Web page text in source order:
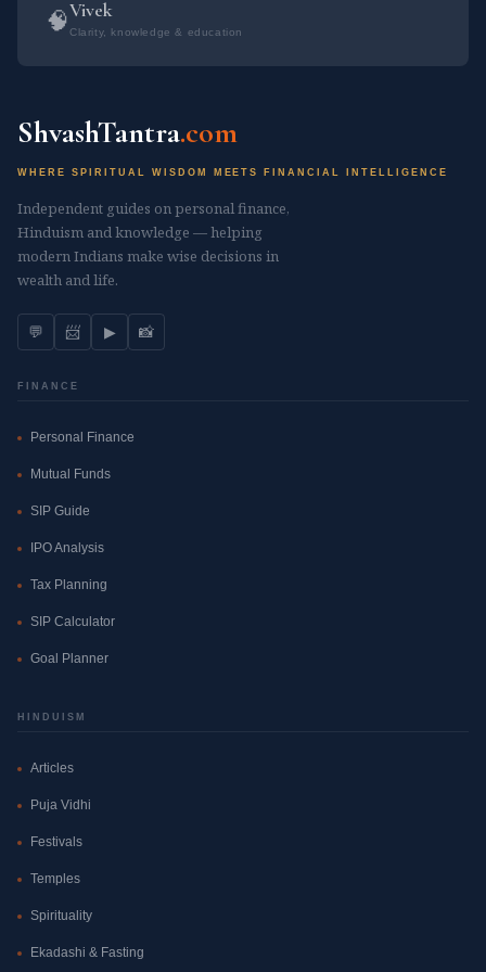
🧠Vivek
Clarity, knowledge & education
ShvashTantra.com
WHERE SPIRITUAL WISDOM MEETS FINANCIAL INTELLIGENCE
Independent guides on personal finance,
Hinduism and knowledge — helping
modern Indians make wise decisions in
wealth and life.
💬 📨 ▶ 📸
FINANCE
Personal Finance
Mutual Funds
SIP Guide
IPO Analysis
Tax Planning
SIP Calculator
Goal Planner
HINDUISM
Articles
Puja Vidhi
Festivals
Temples
Spirituality
Ekadashi & Fasting